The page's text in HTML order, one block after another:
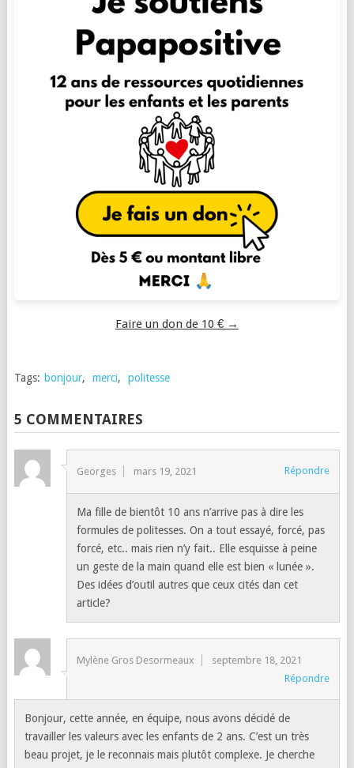
Faire un don de 10 € →
Tags: bonjour, merci, politesse
5 COMMENTAIRES
Georges mars 19, 2021 Répondre
Ma fille de bientôt 10 ans n’arrive pas à dire les
formules de politesses. On a tout essayé, forcé, pas
forcé, etc.. mais rien n’y fait.. Elle esquisse à peine
un geste de la main quand elle est bien « lunée ».
Des idées d’outil autres que ceux cités dan cet
article?
Mylène Gros Desormeaux
septembre 18, 2021
Répondre
Bonjour, cette année, en équipe, nous avons décidé de
travailler les valeurs avec les enfants de 2 ans. C’est un très
beau projet, je le reconnais mais plutôt complexe. Je cherche